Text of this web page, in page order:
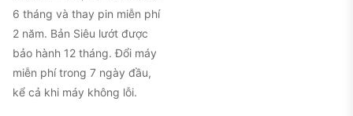
6 tháng và thay pin miễn phí
2 năm. Bản Siêu lướt được
bảo hành 12 tháng. Đổi máy
miễn phí trong 7 ngày đầu,
kể cả khi máy không lỗi.